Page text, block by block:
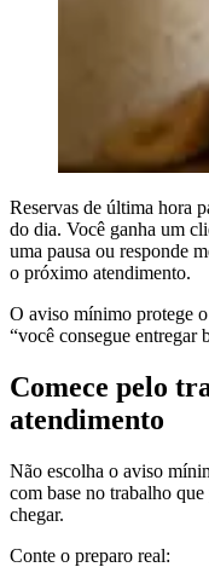
Reservas de última hora
do dia. Você ganha um
uma pausa ou responde
o próximo atendimento.
O aviso mínimo protege
“você consegue entregar
Comece pelo
atendimento
Não escolha o aviso
com base no trabalho
chegar.
Conte o preparo real: